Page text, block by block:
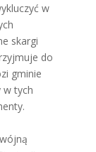
w
skargi
do
gminie
w tych